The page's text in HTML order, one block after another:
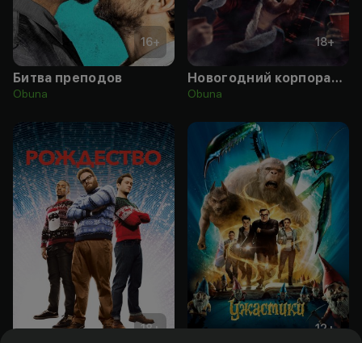
16+
Битва преподов
Obuna
18+
Новогодний корпоратив
Obuna
18+ 12+